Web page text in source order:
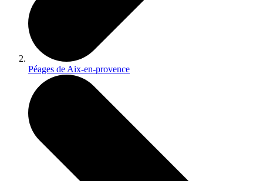
Péages de Aix-en-provence